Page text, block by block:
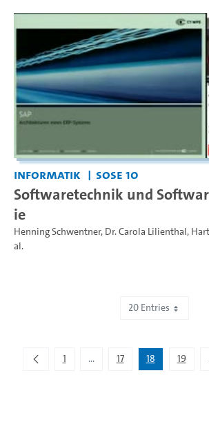
Informatik SoSe 10
Softwaretechnik und
ie
Henning Schwentner, Dr. Carola Lilienthal,
al.
20 Entries
1 ...
Intermediate Pages Use TAB
17 18 19